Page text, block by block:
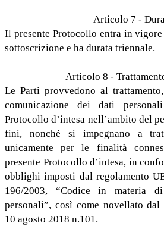
Articolo 7 -
Il presente Protocollo entra in
sottoscrizione e ha durata triennale.
Articolo 8 -
Le Parti provvedono al
comunicazione dei dati
Protocollo d’intesa nell’ambito del
fini, nonché si impegnano a
unicamente per le finalità
presente Protocollo d’intesa, in
obblighi imposti dal regolamento
196/2003, “Codice in materia
personali”, così come novellato
10 agosto 2018 n.101.